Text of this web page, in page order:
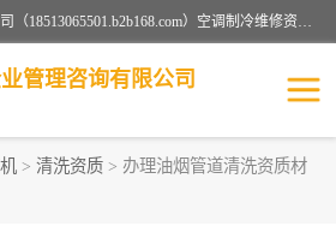
北京茗瀚企业管理咨询有限公司（18513065501.b2b168.com）空调制冷维修资质,油烟管道清洗资质,清洗行业资质公司秉承“顾客至上，锐意进缺的经营理念，我们提供高质量的产品，坚持“客户”的原则为广大客户提供贴心服务。如果你对公司的产品感兴趣，可以联系高经理，我们会用好的产品和服务让您满意。
管理咨询有限公司
> 清洗资质 > 办理油烟管道清洗资质材